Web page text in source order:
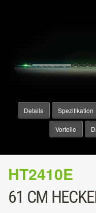
Details Spezifikation
Vorteile
HT2410E
61 CM